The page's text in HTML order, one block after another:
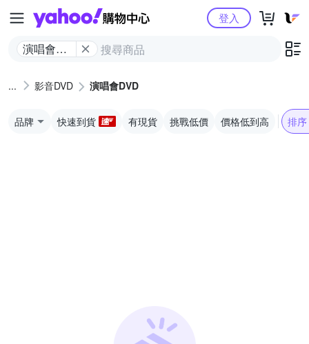
Yahoo購物中心
演唱會
登入
影音DVD 演唱會DVD
品牌 快速到貨 有現貨 挑戰低價 價格低到高 排序